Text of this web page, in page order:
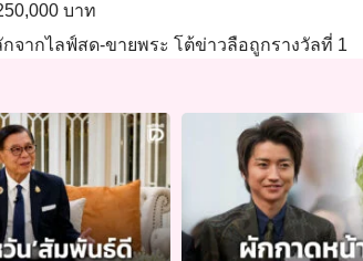
บาท
จากไลฟ์สด-ขายพระ โต้ข่าวลือถูกรางวัลที่ 1